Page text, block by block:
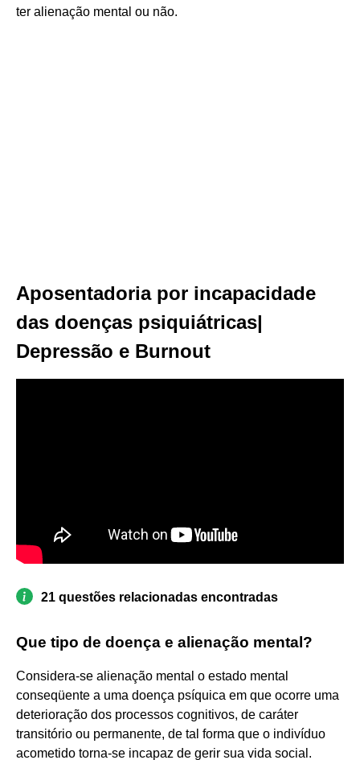
ter alienação mental ou não.
Aposentadoria por incapacidade
das doenças psiquiátricas|
Depressão e Burnout
21 questões relacionadas encontradas
Que tipo de doença e alienação mental?
Considera-se alienação mental o estado mental
conseqüente a uma doença psíquica em que ocorre uma
deterioração dos processos cognitivos, de caráter
transitório ou permanente, de tal forma que o indivíduo
acometido torna-se incapaz de gerir sua vida social.